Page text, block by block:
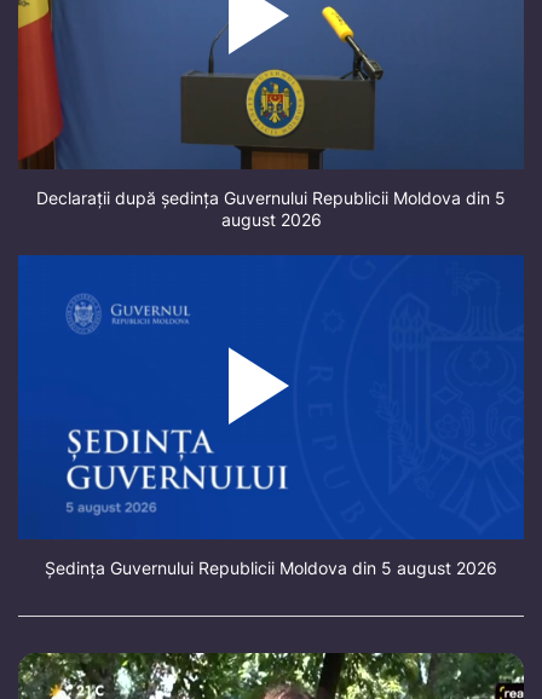
Declarații după ședința Guvernului Republicii Moldova din 5
august 2026
Ședința Guvernului Republicii Moldova din 5 august 2026